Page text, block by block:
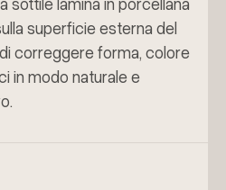
superficie esterna del
correggere forma, colore
in modo naturale e